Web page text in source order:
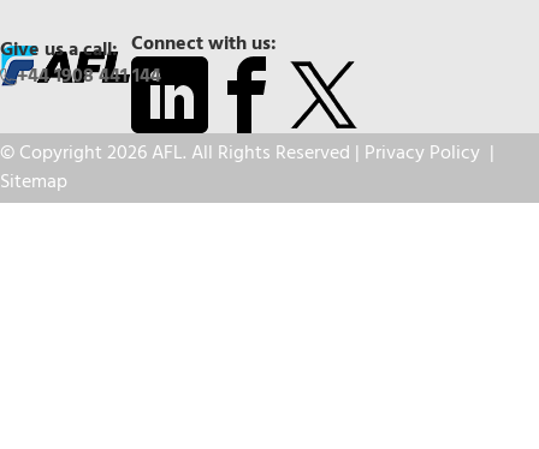
Connect with us:
Give us a call:
+44 1908 441 144
© Copyright 2026 AFL. All Rights Reserved | Privacy Policy |
Sitemap